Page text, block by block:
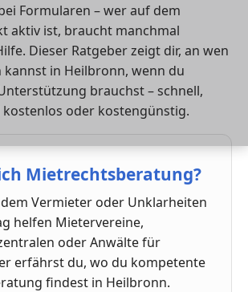
Formularen – wer auf dem
aktiv ist, braucht manchmal
Dieser Ratgeber zeigt dir, an wen
kannst in Heilbronn, wenn du
brauchst – schnell,
oder kostengünstig.
Mietrechtsberatung?
Vermieter oder Unklarheiten
helfen Mietervereine,
oder Anwälte für
erfährst du, wo du kompetente
findest in Heilbronn.